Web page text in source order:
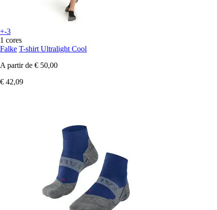
+-3
1 cores
Falke T-shirt Ultralight Cool
A partir de € 50,00
€ 42,09